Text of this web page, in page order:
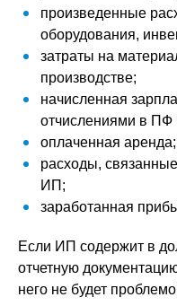
произведенные
оборудования,
затраты на
производстве;
начисленная
отчислениями в
оплаченная аренда;
расходы,
ИП;
заработанная
Если ИП содержит в
отчетную
него не будет